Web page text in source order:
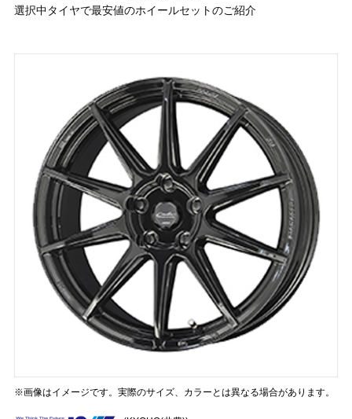
選択中タイヤで最安値のホイールセットのご紹介
※画像はイメージです。実際のサイズ、カラーとは異なる場合があります。